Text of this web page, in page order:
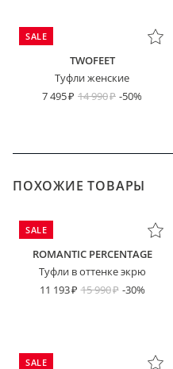
SALE
TWOFEET
Туфли женские
7 495
14 990 -50%
ПОХОЖИЕ ТОВАРЫ
SALE
ROMANTIC PERCENTAGE
Туфли в оттенке экрю
11 193
15 990 -30%
SALE